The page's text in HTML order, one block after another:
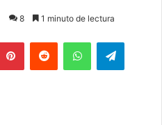
8 1 minuto de lectura